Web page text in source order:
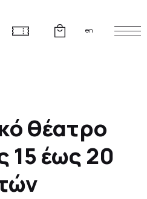
en
θέατρο
15 έως 20